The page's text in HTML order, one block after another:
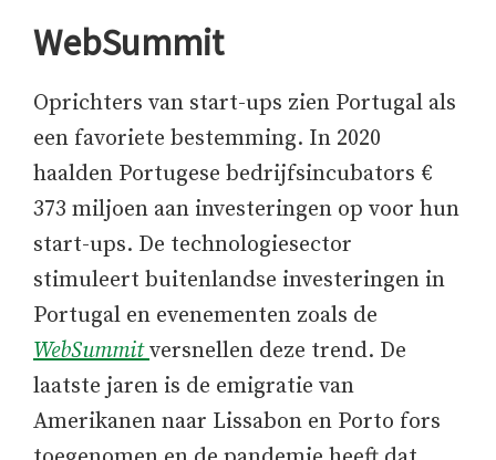
WebSummit
Oprichters van start-ups zien Portugal als
een favoriete bestemming. In 2020
haalden Portugese bedrijfsincubators €
373 miljoen aan investeringen op voor hun
start-ups. De technologiesector
stimuleert buitenlandse investeringen in
Portugal en evenementen zoals de
WebSummit versnellen deze trend. De
laatste jaren is de emigratie van
Amerikanen naar Lissabon en Porto fors